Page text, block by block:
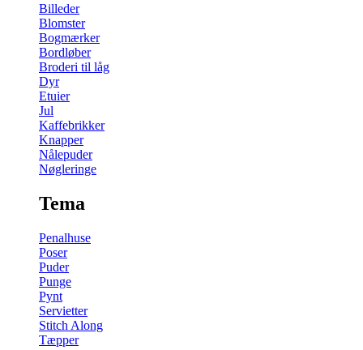
Billeder
Blomster
Bogmærker
Bordløber
Broderi til låg
Dyr
Etuier
Jul
Kaffebrikker
Knapper
Nålepuder
Nøgleringe
Tema
Penalhuse
Poser
Puder
Punge
Pynt
Servietter
Stitch Along
Tæpper